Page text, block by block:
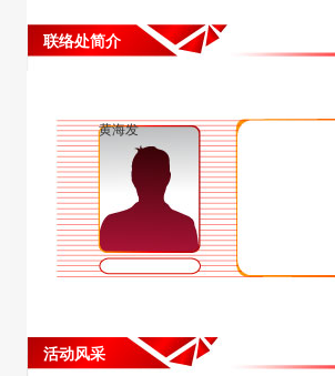
联络处简介
黄海发
活动风采